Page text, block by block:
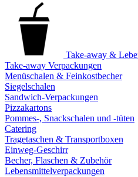
Take-away &
Take-away Verpackungen
Menüschalen & Feinkostbecher
Siegelschalen
Sandwich-Verpackungen
Pizzakartons
Pommes-, Snackschalen und -tüten
Catering
Tragetaschen & Transportboxen
Einweg-Geschirr
Becher, Flaschen & Zubehör
Lebensmittelverpackungen